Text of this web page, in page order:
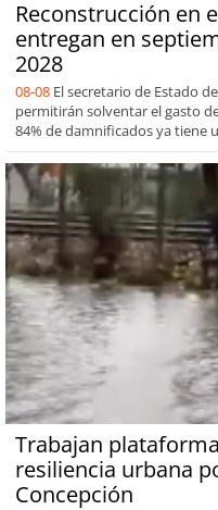
Reconstrucción en
entregan en
2028
08-08 El secretario de Estado
permitirán solventar el gasto
84% de damnificados ya tiene
Trabajan
resiliencia urbana
Concepción